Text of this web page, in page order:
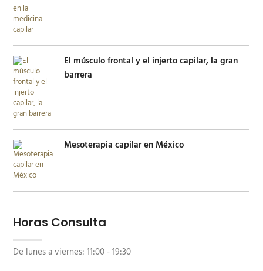
El músculo frontal y el injerto capilar, la gran
barrera
Mesoterapia capilar en México
Horas Consulta
De lunes a viernes: 11:00 - 19:30